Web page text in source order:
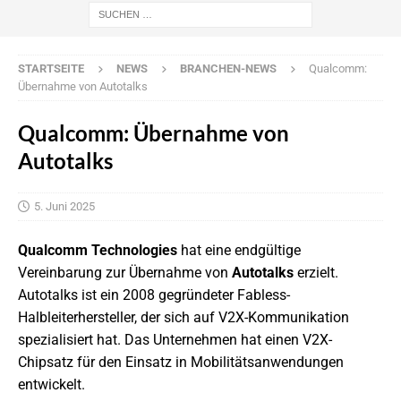
STARTSEITE NEWS BRANCHEN-NEWS
Qualcomm:
Übernahme von Autotalks
Qualcomm: Übernahme von
Autotalks
5. Juni 2025
Qualcomm Technologies hat eine endgültige
Vereinbarung zur Übernahme von Autotalks erzielt.
Autotalks ist ein 2008 gegründeter Fabless-
Halbleiterhersteller, der sich auf V2X-Kommunikation
spezialisiert hat. Das Unternehmen hat einen V2X-
Chipsatz für den Einsatz in Mobilitätsanwendungen
entwickelt.